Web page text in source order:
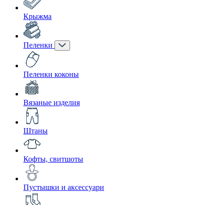
Крыжма
Пеленки
Пеленки коконы
Вязаные изделия
Штаны
Кофты, свитшоты
Пустышки и аксессуари